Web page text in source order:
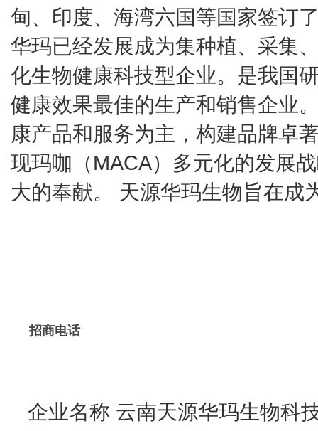
甸、印度、海湾六国等国家签订
华玛已经发展成为集种植、采集
化生物健康科技型企业。是我国
健康效果最佳的生产和销售企业
康产品和服务为主，构建品牌卓
现玛咖（MACA）多元化的发展
大的奉献。 天源华玛生物旨在成
招商电话
企业名称 云南天源华玛生物科